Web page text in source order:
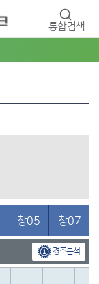
통합검색
창05 창07
경주분석